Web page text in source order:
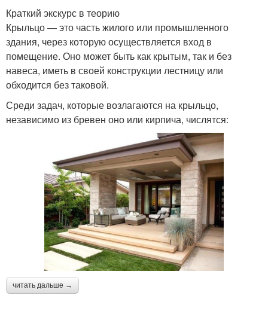
Краткий экскурс в теорию
Крыльцо — это часть жилого или промышленного
здания, через которую осуществляется вход в
помещение. Оно может быть как крытым, так и без
навеса, иметь в своей конструкции лестницу или
обходится без таковой.
Среди задач, которые возлагаются на крыльцо,
независимо из бревен оно или кирпича, числятся:
читать дальше →